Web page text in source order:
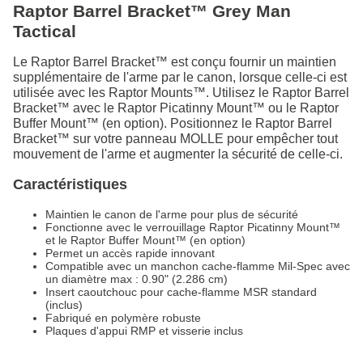
Raptor Barrel Bracket™ Grey Man
Tactical
Le Raptor Barrel Bracket™ est conçu fournir un maintien
supplémentaire de l'arme par le canon, lorsque celle-ci est
utilisée avec les Raptor Mounts™. Utilisez le Raptor Barrel
Bracket™ avec le Raptor Picatinny Mount™ ou le Raptor
Buffer Mount™ (en option). Positionnez le Raptor Barrel
Bracket™ sur votre panneau MOLLE pour empêcher tout
mouvement de l'arme et augmenter la sécurité de celle-ci.
Caractéristiques
Maintien le canon de l'arme pour plus de sécurité
Fonctionne avec le verrouillage Raptor Picatinny Mount™
et le Raptor Buffer Mount™ (en option)
Permet un accès rapide innovant
Compatible avec un manchon cache-flamme Mil-Spec avec
un diamètre max : 0.90" (2.286 cm)
Insert caoutchouc pour cache-flamme MSR standard
(inclus)
Fabriqué en polymère robuste
Plaques d'appui RMP et visserie inclus